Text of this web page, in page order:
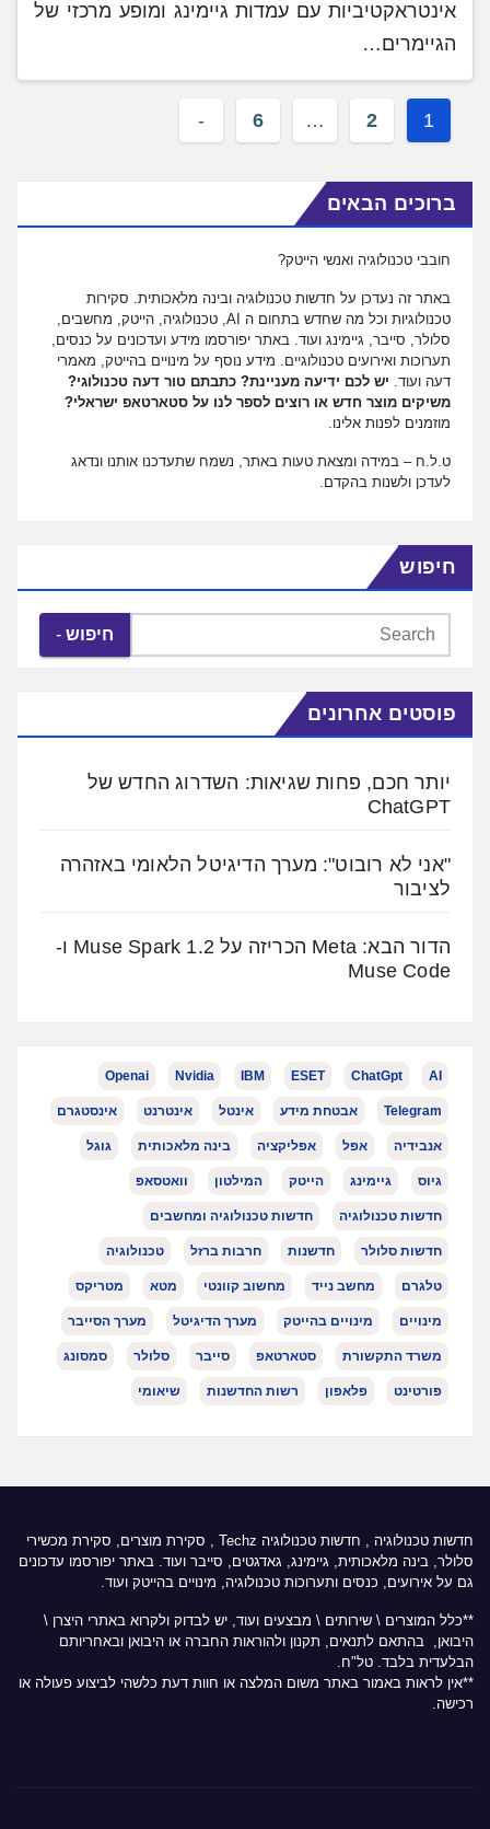
אינטראקטיביות עם עמדות גיימינג ומופע מרכזי של
הגיימרים…
1
2
…
6
ברוכים הבאים
חובבי טכנולוגיה ואנשי הייטק?
באתר זה נעדכן על חדשות טכנולוגיה ובינה מלאכותית. סקירות
טכנולוגיות וכל מה שחדש בתחום ה AI, טכנולוגיה, הייטק, מחשבים,
סלולר, סייבר, גיימינג ועוד. באתר יפורסמו מידע ועדכונים על כנסים,
תערוכות ואירועים טכנולוגיים. מידע נוסף על מינויים בהייטק, מאמרי
דעה ועוד. יש לכם ידיעה מעניינת? כתבתם טור דעה טכנולוגי?
משיקים מוצר חדש או רוצים לספר לנו על סטארטאפ ישראלי?
מוזמנים לפנות אלינו.
ט.ל.ח – במידה ומצאת טעות באתר, נשמח שתעדכנו אותנו ונדאג
לעדכן ולשנות בהקדם.
חיפוש
חיפוש
פוסטים אחרונים
יותר חכם, פחות שגיאות: השדרוג החדש של
ChatGPT
"אני לא רובוט": מערך הדיגיטל הלאומי באזהרה
לציבור
הדור הבא: Meta הכריזה על Muse Spark 1.2 ו-
Muse Code
AI
ChatGpt
ESET
IBM
Nvidia
Openai
Telegram אבטחת מידע אינטל אינטרנט אינסטגרם
אנבידיה אפל אפליקציה בינה מלאכותית גוגל
גיוס גיימינג הייטק המילטון וואטסאפ
חדשות טכנולוגיה חדשות טכנולוגיה ומחשבים
חדשות סלולר חדשנות חרבות ברזל טכנולוגיה
טלגרם מחשב נייד מחשוב קוונטי מטא מטריקס
מינויים מינויים בהייטק מערך הדיגיטל מערך הסייבר
משרד התקשורת סטארטאפ סייבר סלולר סמסונג
פורטינט פלאפון רשות החדשנות שיאומי
חדשות טכנולוגיה חדשות טכנולוגיה Techz
, סקירת מוצרים, סקירת מכשירי
סלולר, בינה מלאכותית, גיימינג, גאדגטים, סייבר ועוד. באתר יפורסמו עדכונים
גם על אירועים, כנסים ותערוכות טכנולוגיה, מינויים בהייטק ועוד.
**כלל המוצרים \ שירותים \ מבצעים ועוד, יש לבדוק ולקרוא באתרי היצרן \
היבואן, בהתאם לתנאים, תקנון ולהוראות החברה או היבואן ובאחריותם
הבלעדית בלבד. טל"ח.
**אין לראות באמור באתר משום המלצה או חוות דעת כלשהי לביצוע פעולה או
רכישה.